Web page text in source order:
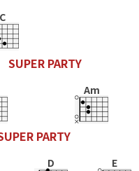
C
SUPER PARTY
UPER PARTY
Am
D E